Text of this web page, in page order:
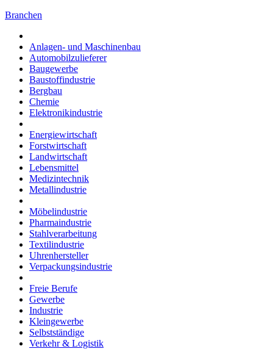
Branchen
Anlagen- und Maschinenbau
Automobilzulieferer
Baugewerbe
Baustoffindustrie
Bergbau
Chemie
Elektronikindustrie
Energiewirtschaft
Forstwirtschaft
Landwirtschaft
Lebensmittel
Medizintechnik
Metallindustrie
Möbelindustrie
Pharmaindustrie
Stahlverarbeitung
Textilindustrie
Uhrenhersteller
Verpackungsindustrie
Freie Berufe
Gewerbe
Industrie
Kleingewerbe
Selbstständige
Verkehr & Logistik